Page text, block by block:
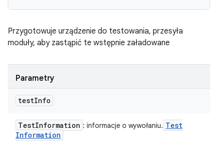
Przygotowuje urządzenie do testowania, przesyła
moduły, aby zastąpić te wstępnie załadowane
Parametry
testInfo
TestInformation : informacje o wywołaniu. Test
Information